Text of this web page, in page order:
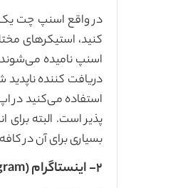
در واقع اسنپ چت یک
کنید، استیکرهای
اسنپ نامیده
استفاده می‌کنید در
پذیر است. البته
بسیاری برای آن در
۲- اینستاگرام (Instagram)